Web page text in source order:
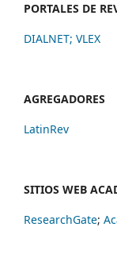
PORTALES DE
DIALNET; VLEX
AGREGADORES
LatinRev
SITIOS WEB
ResearchGate;